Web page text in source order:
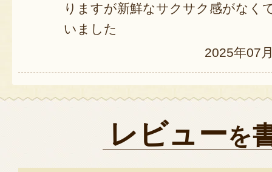
りますが新鮮なサクサク感がなく
いました
2025年07
レビューを